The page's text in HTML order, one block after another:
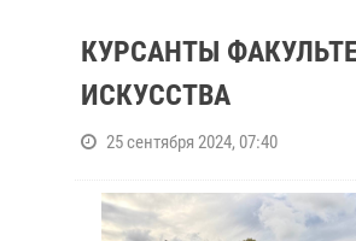
КУРСАНТЫ
ИСКУССТВА
25 сентября 2024, 07:40